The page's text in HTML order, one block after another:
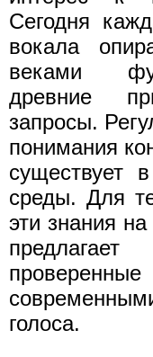
Сегодня
вокала
веками
древние
запросы.
понимания
существует
среды. Для
эти знания на
предлагает
голоса.